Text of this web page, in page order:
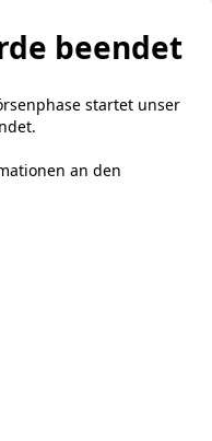
beendet
startet unser
an den